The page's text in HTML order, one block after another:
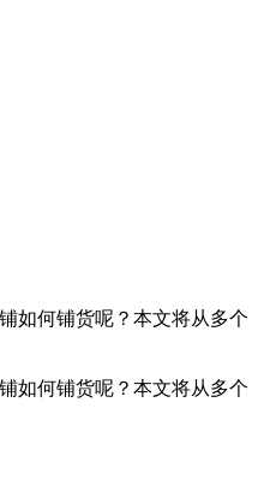
如何铺货呢？本文将从多个
如何铺货呢？本文将从多个